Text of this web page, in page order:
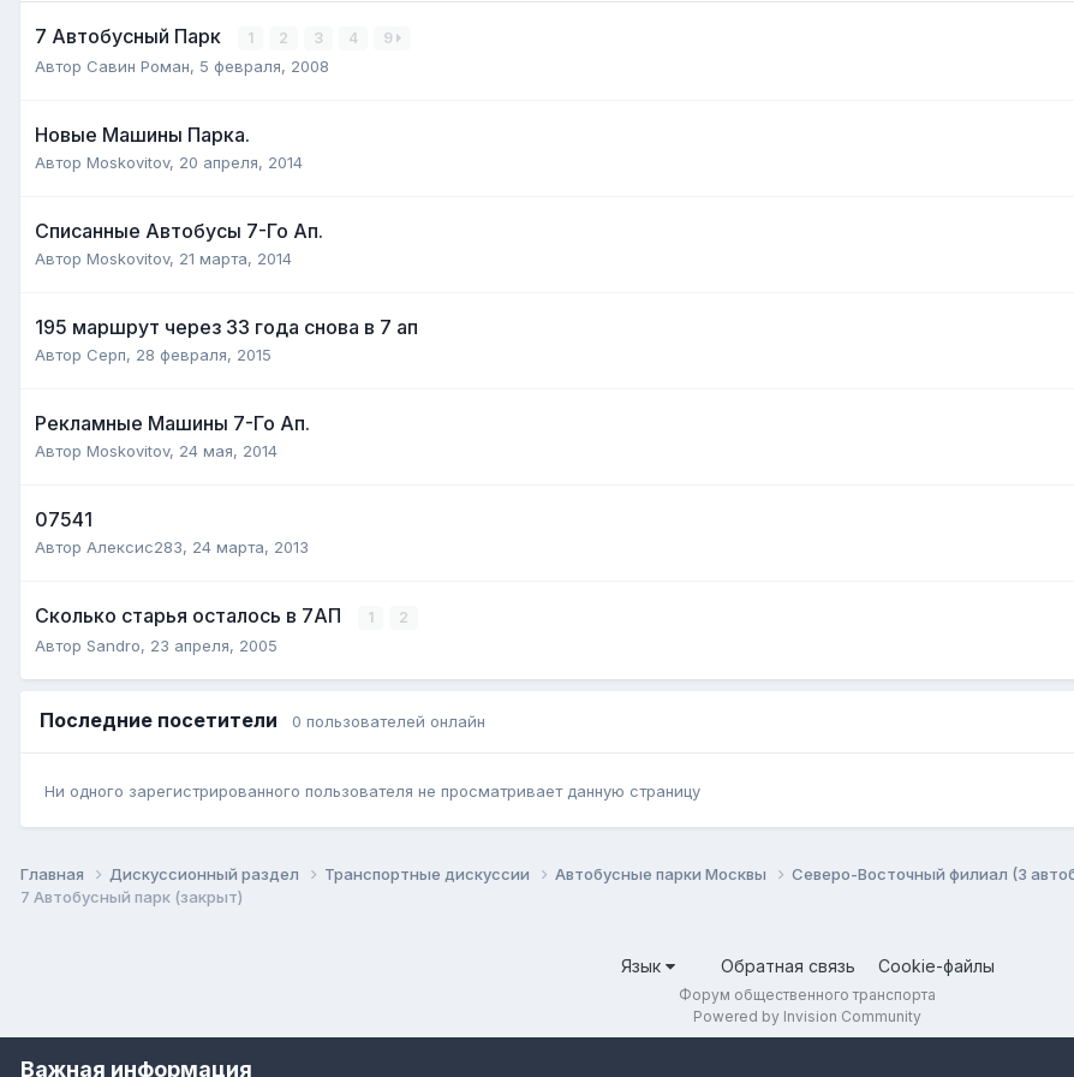
7 Автобусный Парк 1 2 3 4 9
Автор Савин Роман, 5 февраля, 2008
Новые Машины Парка.
Автор Moskovitov, 20 апреля, 2014
Cписанные Автобусы 7-Го Ап.
Автор Moskovitov, 21 марта, 2014
195 маршрут через 33 года снова в 7 ап
Автор Серп, 28 февраля, 2015
Pекламные Машины 7-Го Ап.
Автор Moskovitov, 24 мая, 2014
07541
Автор Алексис283, 24 марта, 2013
Сколько старья осталось в 7АП 1 2
Автор Sandro, 23 апреля, 2005
Последние посетители 0 пользователей онлайн
Ни одного зарегистрированного пользователя не просматривает данную страницу
Главная Дискуссионный раздел Транспортные дискуссии Автобусные парки Москвы
Северо-Восточный филиал (3
7 Автобусный парк (закрыт)
Язык Обратная связь Cookie-файлы
Форум общественного транспорта
Powered by Invision Community
Важная информация